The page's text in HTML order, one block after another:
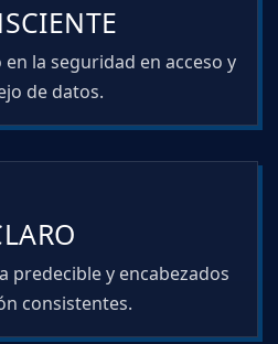
la seguridad en acceso y
de datos.
predecible y encabezados
consistentes.